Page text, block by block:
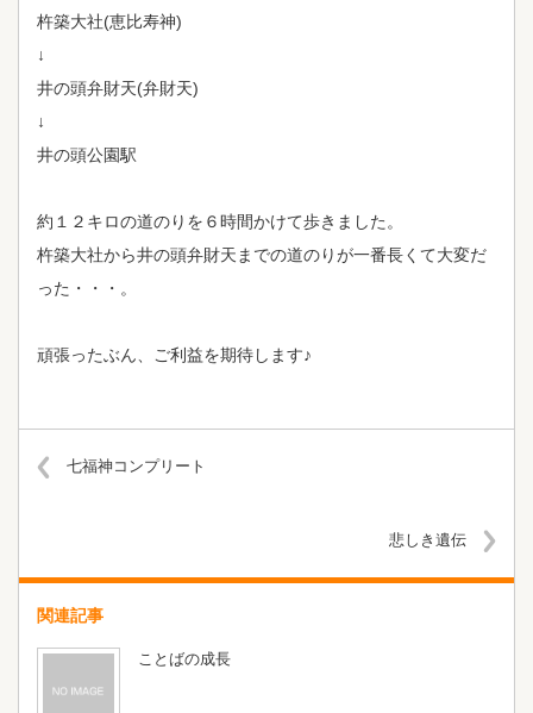
杵築大社(恵比寿神)
↓
井の頭弁財天(弁財天)
↓
井の頭公園駅
約１２キロの道のりを６時間かけて歩きました。
杵築大社から井の頭弁財天までの道のりが一番長くて大変だ
った・・・。
頑張ったぶん、ご利益を期待します♪
七福神コンプリート
悲しき遺伝
関連記事
ことばの成長